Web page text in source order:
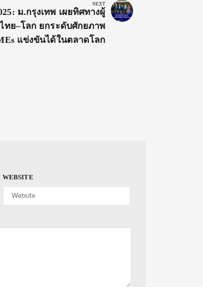
NEXT
ม.กรุงเทพ เผยทิศทางผู้
ทย–โลก ยกระดับศักยภาพ
แข่งขันได้ในตลาดโลก
WEBSITE